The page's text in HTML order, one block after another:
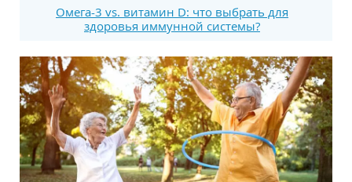
Омега-3 vs. витамин D: что выбрать для
здоровья иммунной системы?